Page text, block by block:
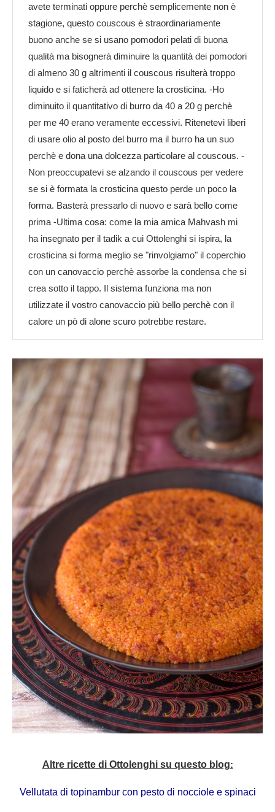
avete terminati oppure perchè semplicemente non è
stagione, questo couscous è straordinariamente
buono anche se si usano pomodori pelati di buona
qualità ma bisognerà diminuire la quantità dei pomodori
di almeno 30 g altrimenti il couscous risulterà troppo
liquido e si faticherà ad ottenere la crosticina. -Ho
diminuito il quantitativo di burro da 40 a 20 g perchè
per me 40 erano veramente eccessivi. Ritenetevi liberi
di usare olio al posto del burro ma il burro ha un suo
perchè e dona una dolcezza particolare al couscous. -
Non preoccupatevi se alzando il couscous per vedere
se si è formata la crosticina questo perde un poco la
forma. Basterà pressarlo di nuovo e sarà bello come
prima -Ultima cosa: come la mia amica Mahvash mi
ha insegnato per il tadik a cui Ottolenghi si ispira, la
crosticina si forma meglio se "rinvolgiamo" il coperchio
con un canovaccio perchè assorbe la condensa che si
crea sotto il tappo. Il sistema funziona ma non
utilizzate il vostro canovaccio più bello perchè con il
calore un pò di alone scuro potrebbe restare.
Altre ricette di Ottolenghi su questo blog:
Vellutata di topinambur con pesto di nocciole e spinaci